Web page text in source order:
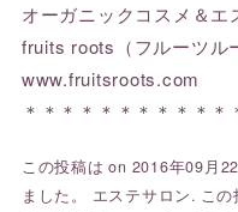
オーガニックコスメ＆エ
fruits roots（フルーツル
www.fruitsroots.com
＊＊＊＊＊＊＊＊＊＊
この投稿は on 2016年09月
ました。 エステサロン. この